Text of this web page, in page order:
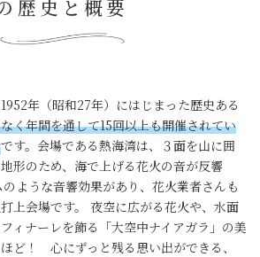
歴史と概要
年（昭和27年）にはじまった歴史ある
く年間を通して15回以上も開催されてい
です。会場である熱海湾は、３面を山に囲
形のため、海で上げる花火の音が反響
ような音響効果があり、花火業者さんも
上会場です。 夜空に広がる花火や、水面
ィナーレを飾る「大空中ナイアガラ」の美
ど！ 心にずっと残る思い出ができる、